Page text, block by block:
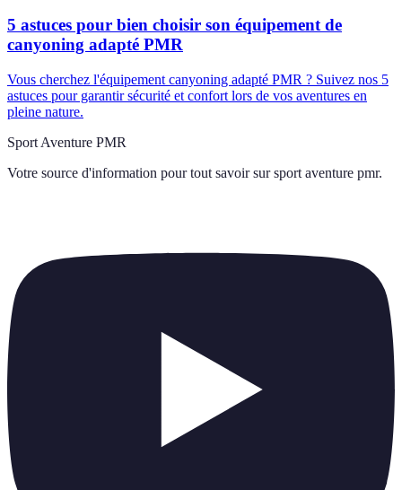
5 astuces pour bien choisir son équipement de
canyoning adapté PMR
Vous cherchez l'équipement canyoning adapté PMR ? Suivez nos 5
astuces pour garantir sécurité et confort lors de vos aventures en
pleine nature.
Sport Aventure PMR
Votre source d'information pour tout savoir sur sport aventure pmr.